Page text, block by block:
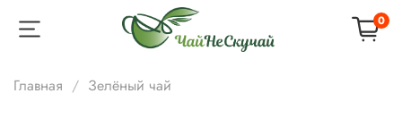
0
Главная Зелёный чай